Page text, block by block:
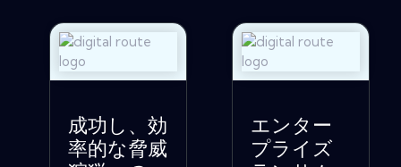
成功し、効
率的な脅威
エンター
プライズ